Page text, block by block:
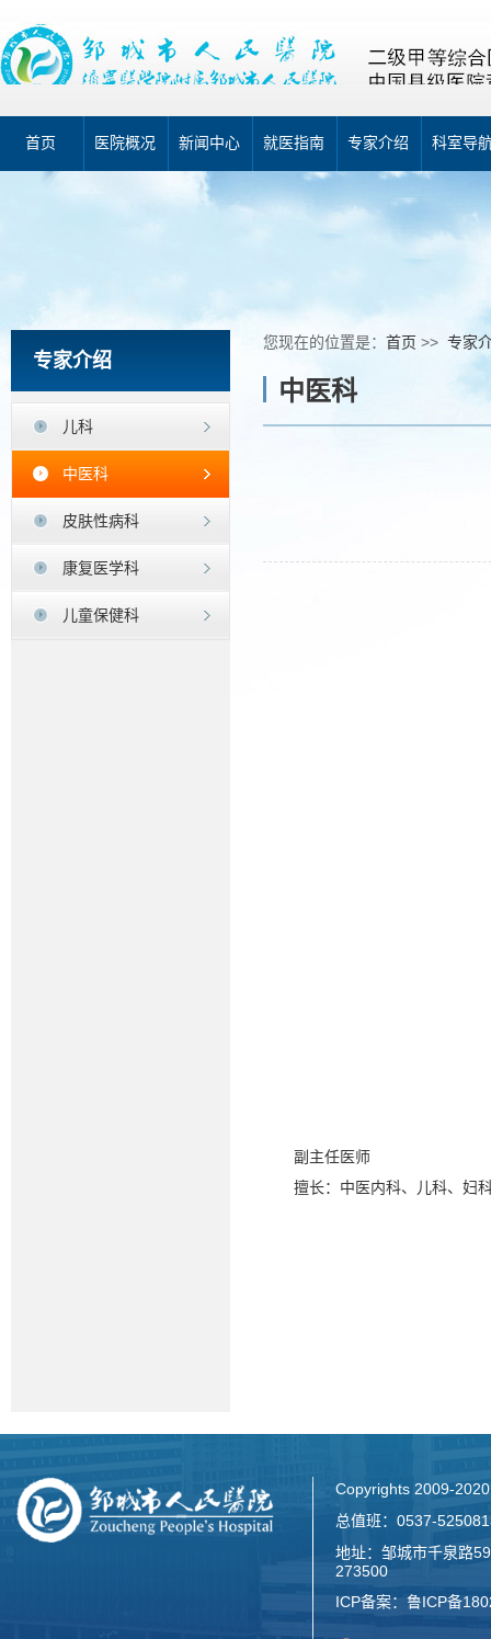
首页 医院概况 新闻中心 就医指南 专家介绍 科室导
专家介绍
儿科
中医科
皮肤性病科
康复医学科
儿童保健科
您现在的位置是： 首页 >> 专家
中医科
副主任医师
擅长：中医内科、儿科、妇
Copyrights 2009-
总值班：0537-
地址：邹城市千泉路
273500
ICP备案： 鲁ICP备